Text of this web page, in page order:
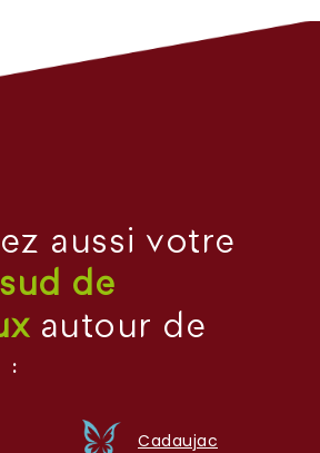
aussi votre
de
autour de
:
Cadaujac